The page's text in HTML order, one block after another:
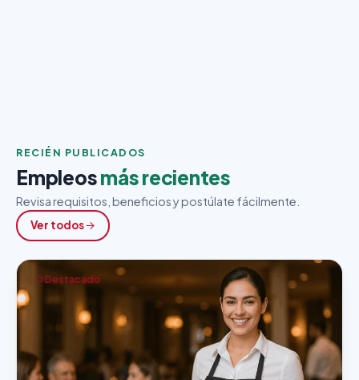
RECIÉN PUBLICADOS
Empleosmás recientes
Revisa requisitos, beneficios y postúlate fácilmente.
Ver todos
Destacado